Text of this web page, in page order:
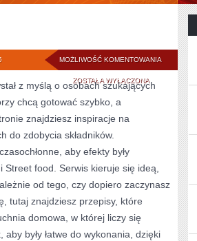
MOŻLIWOŚĆ KOMENTOWANIA ALKOHOLE
ZOSTAŁA WYŁĄCZONA
z myślą o osobach szukających
chcą gotować szybko, a
znajdziesz inspiracje na
do zdobycia składników.
aby efekty były
i Street food. Serwis kieruje się ideą,
od tego, czy dopiero zaczynasz
tutaj znajdziesz przepisy, które
domowa, w której liczy się
były łatwe do wykonania, dzięki